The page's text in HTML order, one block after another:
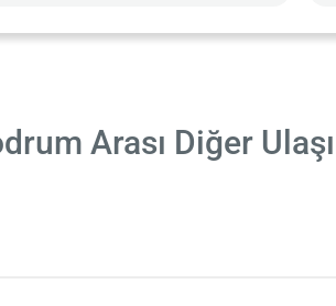
Arası Diğer